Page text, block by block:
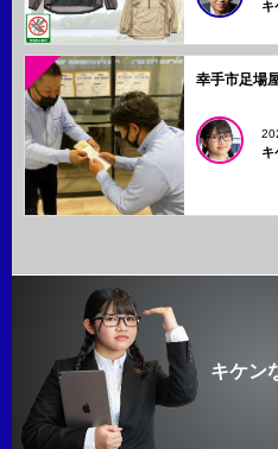
キ
幸手市足場
キ
キケン